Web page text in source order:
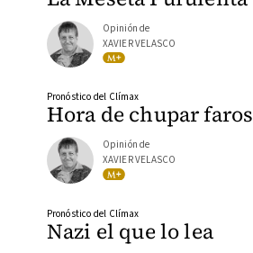
Opinión de
XAVIER VELASCO
Hora de chupar faros
Pronóstico del Clímax
Opinión de
XAVIER VELASCO
Nazi el que lo lea
Pronóstico del Clímax